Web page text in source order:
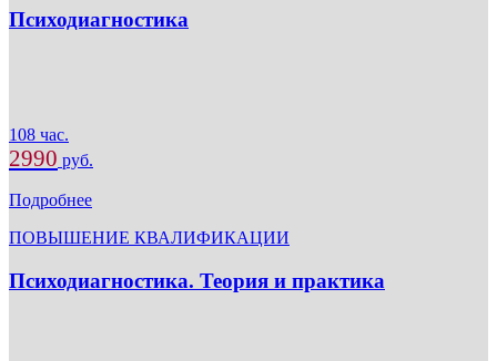
Психодиагностика
108 час.
2990 руб.
Подробнее
ПОВЫШЕНИЕ КВАЛИФИКАЦИИ
Психодиагностика. Теория и практика